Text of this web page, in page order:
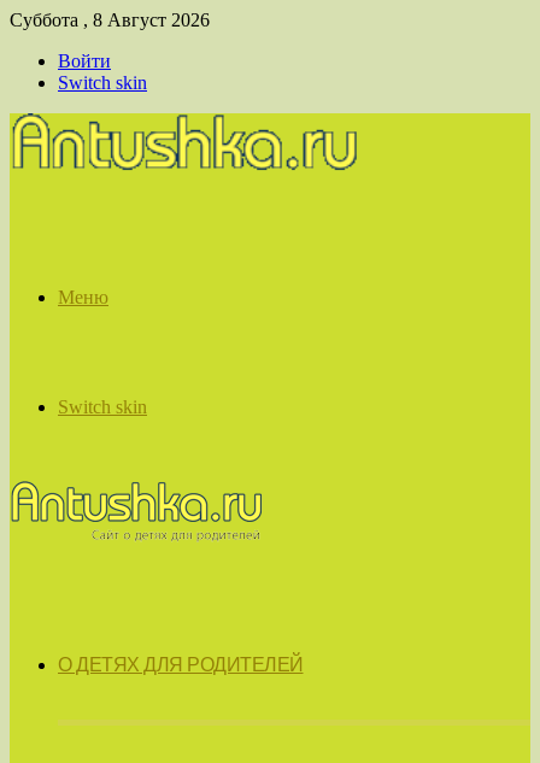
Суббота , 8 Август 2026
Войти
Switch skin
Меню
Switch skin
О ДЕТЯХ ДЛЯ РОДИТЕЛЕЙ